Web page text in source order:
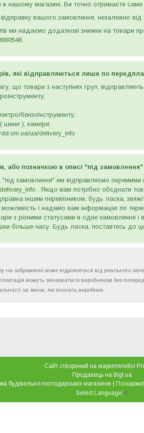
нашому магазині, Ви точно отримаєте саме
вашого замовлення, незалежно
ми надаємо додаткові знижки на товари
які відправляються лише по
що товари з наступних груп,
бензоінструменту;
шини ), камери;
ua/delivery_info
або позначкою в описі "під замовлення"
замовлення" ми відправляємо
. Якщо вам потрібно обєднати
іншим перевізником, будь ласка,
і надамо вам інформацію по
з різними статусами в одне замовлення
більше часу. Будь ласка, поставтесь до
на зображенні може відрізнятися від реального
можуть змінюватися виробником без
за зміни, які вносить виробник.
Сайт створений на маркетплейсі
Продавець на Bigl.ua
Select Language ▼